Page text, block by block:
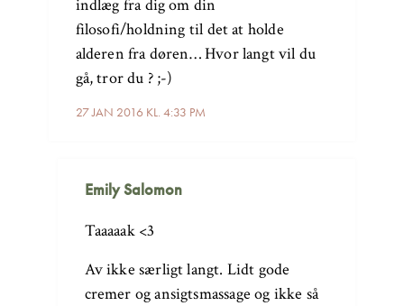
27 JAN 2016 KL. 4:33 PM
indlæg fra dig om din
filosofi/holdning til det at holde
alderen fra døren… Hvor langt vil du
gå, tror du ? ;-)
Emily Salomon
Taaaaak <3
Av ikke særligt langt. Lidt gode
cremer og ansigtsmassage og ikke så